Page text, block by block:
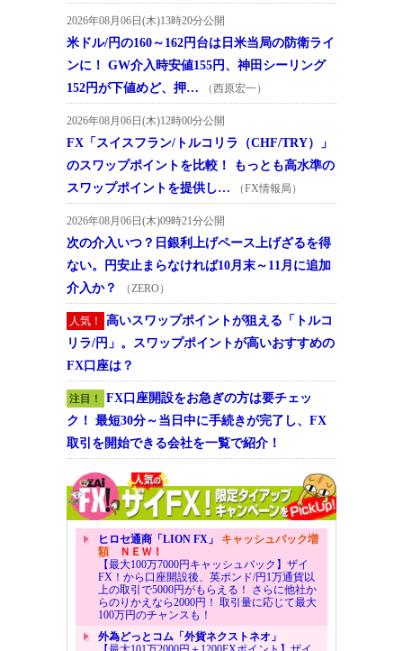
2026年08月06日(木)13時20分公開
米ドル/円の160～162円台は日米当局の防衛ライ
ンに！ GW介入時安値155円、神田シーリング
152円が下値めど、押…
（西原宏一）
2026年08月06日(木)12時00分公開
FX「スイスフラン/トルコリラ（CHF/TRY）」
のスワップポイントを比較！ もっとも高水準の
スワップポイントを提供し…
（FX情報局）
2026年08月06日(木)09時21分公開
次の介入いつ？日銀利上げペース上げざるを得
ない。円安止まらなければ10月末～11月に追加
介入か？
（ZERO）
人気！
高いスワップポイントが狙える「トルコ
リラ/円」。スワップポイントが高いおすすめの
FX口座は？
注目！
FX口座開設をお急ぎの方は要チェッ
ク！ 最短30分～当日中に手続きが完了し、FX
取引を開始できる会社を一覧で紹介！
ヒロセ通商「LION FX」 キャッシュバック増
額ＮＥＷ！
【最大100万7000円キャッシュバック】ザイ
FX！から口座開設後、英ポンド/円1万通貨以
上の取引で5000円がもらえる！ さらに他社か
らのりかえなら2000円！ 取引量に応じて最大
100万円のチャンスも！
外為どっとコム「外貨ネクストネオ」